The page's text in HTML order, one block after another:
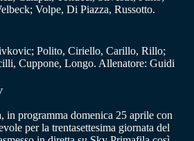
Volpe, Di Piazza, Russotto.
Polito, Ciriello, Carillo, Rillo;
Cuppone, Longo. Allenatore: Guidi
in programma domenica 25 aprile con
per la trentasettesima giornata del